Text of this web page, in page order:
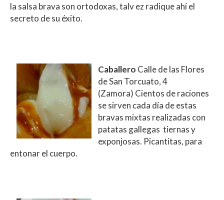
la salsa brava son ortodoxas, talv ez radique ahí el
secreto de su éxito.
Caballero Calle de las Flores
de San Torcuato, 4
(Zamora) Cientos de raciones
se sirven cada día de estas
bravas mixtas realizadas con
patatas gallegas tiernas y
exponjosas. Picantitas, para
entonar el cuerpo.